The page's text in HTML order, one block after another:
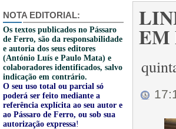
NOTA EDITORIAL:
Os textos publicados no Pássaro
de Ferro, são da responsabilidade
e autoria dos seus editores
(António Luís e Paulo Mata) e
colaboradores identificados, salvo
indicação em contrário.
O seu uso total ou parcial só
poderá ser feito mediante a
referência explícita ao seu autor e
ao Pássaro de Ferro, ou sob sua
autorização expressa!
EM